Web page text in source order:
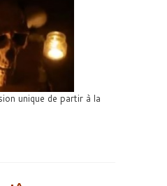
unique de partir à la